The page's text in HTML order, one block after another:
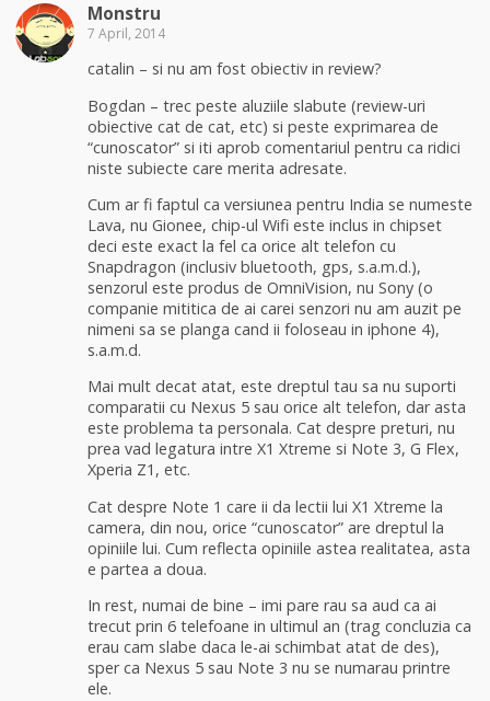
Monstru
7 April, 2014
catalin – si nu am fost obiectiv in review?
Bogdan – trec peste aluziile slabute (review-uri
obiective cat de cat, etc) si peste exprimarea de
“cunoscator” si iti aprob comentariul pentru ca ridici
niste subiecte care merita adresate.
Cum ar fi faptul ca versiunea pentru India se numeste
Lava, nu Gionee, chip-ul Wifi este inclus in chipset
deci este exact la fel ca orice alt telefon cu
Snapdragon (inclusiv bluetooth, gps, s.a.m.d.),
senzorul este produs de OmniVision, nu Sony (o
companie mititica de ai carei senzori nu am auzit pe
nimeni sa se planga cand ii foloseau in iphone 4),
s.a.m.d.
Mai mult decat atat, este dreptul tau sa nu suporti
comparatii cu Nexus 5 sau orice alt telefon, dar asta
este problema ta personala. Cat despre preturi, nu
prea vad legatura intre X1 Xtreme si Note 3, G Flex,
Xperia Z1, etc.
Cat despre Note 1 care ii da lectii lui X1 Xtreme la
camera, din nou, orice “cunoscator” are dreptul la
opiniile lui. Cum reflecta opiniile astea realitatea, asta
e partea a doua.
In rest, numai de bine – imi pare rau sa aud ca ai
trecut prin 6 telefoane in ultimul an (trag concluzia ca
erau cam slabe daca le-ai schimbat atat de des),
sper ca Nexus 5 sau Note 3 nu se numarau printre
ele.